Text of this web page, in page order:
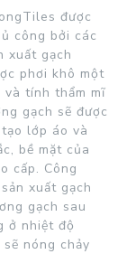
được
công bởi các
xuất gạch
phơi khô một
và tính thẩm mĩ
gạch sẽ được
lớp áo và
bề mặt của
cấp. Công
xuất gạch
gạch sau
ở nhiệt độ
nóng chảy